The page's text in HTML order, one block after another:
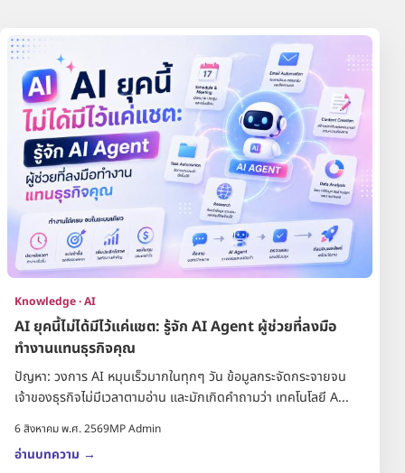
Knowledge · AI
AI ยุคนี้ไม่ได้มีไว้แค่แชต: รู้จัก AI Agent ผู้ช่วยที่ลงมือ
ทำงานแทนธุรกิจคุณ
ปัญหา: วงการ AI หมุนเร็วมากในทุกๆ วัน ข้อมูลกระจัดกระจายจน
เจ้าของธุรกิจไม่มีเวลาตามอ่าน และมักเกิดคำถามว่า เทคโนโลยี A...
6 สิงหาคม พ.ศ. 2569MP Admin
อ่านบทความ →